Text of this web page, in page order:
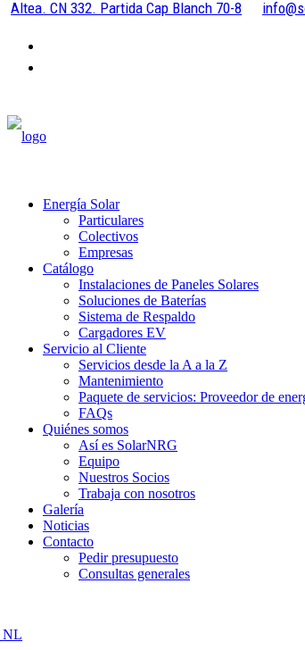
Altea. CN 332. Partida Cap Blanch 70-8
Energía Solar
Particulares
Colectivos
Empresas
Catálogo
Instalaciones de Paneles Solares
Soluciones de Baterías
Sistema de Respaldo
Cargadores EV
Servicio al Cliente
Servicios desde la A a la Z
Mantenimiento
Paquete de servicios: Proveedor de
FAQs
Quiénes somos
Así es SolarNRG
Equipo
Nuestros Socios
Trabaja con nosotros
Galería
Noticias
Contacto
Pedir presupuesto
Consultas generales